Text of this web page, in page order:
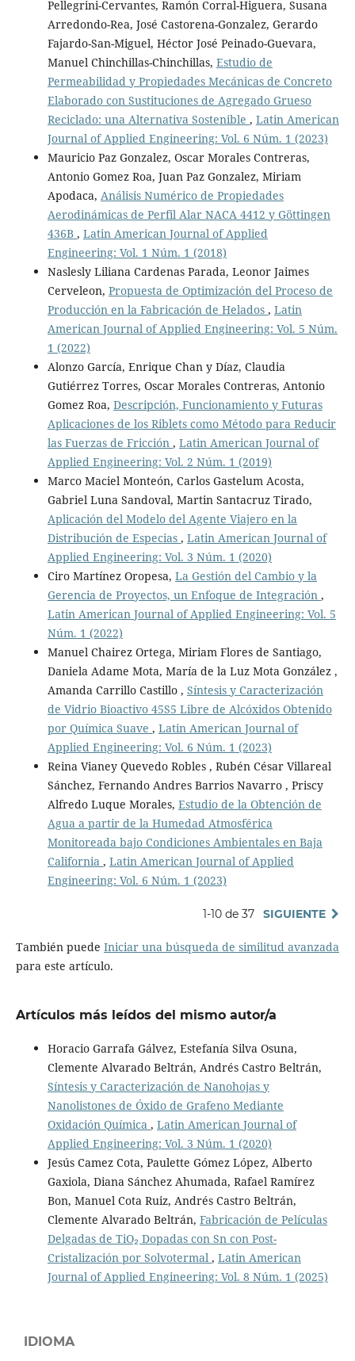
Pellegrini-Cervantes, Ramón Corral-Higuera, Susana
Arredondo-Rea, José Castorena-Gonzalez, Gerardo
Fajardo-San-Miguel, Héctor José Peinado-Guevara,
Manuel Chinchillas-Chinchillas, Estudio de
Permeabilidad y Propiedades Mecánicas de Concreto
Elaborado con Sustituciones de Agregado Grueso
Reciclado: una Alternativa Sostenible , Latin American
Journal of Applied Engineering: Vol. 6 Núm. 1 (2023)
Mauricio Paz Gonzalez, Oscar Morales Contreras,
Antonio Gomez Roa, Juan Paz Gonzalez, Miriam
Apodaca, Análisis Numérico de Propiedades
Aerodinámicas de Perfil Alar NACA 4412 y Göttingen
436B , Latin American Journal of Applied
Engineering: Vol. 1 Núm. 1 (2018)
Naslesly Liliana Cardenas Parada, Leonor Jaimes
Cerveleon, Propuesta de Optimización del Proceso de
Producción en la Fabricación de Helados , Latin
American Journal of Applied Engineering: Vol. 5 Núm.
1 (2022)
Alonzo García, Enrique Chan y Díaz, Claudia
Gutiérrez Torres, Oscar Morales Contreras, Antonio
Gomez Roa, Descripción, Funcionamiento y Futuras
Aplicaciones de los Riblets como Método para Reducir
las Fuerzas de Fricción , Latin American Journal of
Applied Engineering: Vol. 2 Núm. 1 (2019)
Marco Maciel Monteón, Carlos Gastelum Acosta,
Gabriel Luna Sandoval, Martin Santacruz Tirado,
Aplicación del Modelo del Agente Viajero en la
Distribución de Especias , Latin American Journal of
Applied Engineering: Vol. 3 Núm. 1 (2020)
Ciro Martínez Oropesa, La Gestión del Cambio y la
Gerencia de Proyectos, un Enfoque de Integración ,
Latin American Journal of Applied Engineering: Vol. 5
Núm. 1 (2022)
Manuel Chairez Ortega, Miriam Flores de Santiago,
Daniela Adame Mota, María de la Luz Mota González ,
Amanda Carrillo Castillo , Síntesis y Caracterización
de Vidrio Bioactivo 45S5 Libre de Alcóxidos Obtenido
por Química Suave , Latin American Journal of
Applied Engineering: Vol. 6 Núm. 1 (2023)
Reina Vianey Quevedo Robles , Rubén César Villareal
Sánchez, Fernando Andres Barrios Navarro , Priscy
Alfredo Luque Morales, Estudio de la Obtención de
Agua a partir de la Humedad Atmosférica
Monitoreada bajo Condiciones Ambientales en Baja
California , Latin American Journal of Applied
Engineering: Vol. 6 Núm. 1 (2023)
1-10 de 37 SIGUIENTE
También puede Iniciar una búsqueda de similitud avanzada
para este artículo.
Artículos más leídos del mismo autor/a
Horacio Garrafa Gálvez, Estefanía Silva Osuna,
Clemente Alvarado Beltrán, Andrés Castro Beltrán,
Síntesis y Caracterización de Nanohojas y
Nanolistones de Óxido de Grafeno Mediante
Oxidación Química , Latin American Journal of
Applied Engineering: Vol. 3 Núm. 1 (2020)
Jesús Camez Cota, Paulette Gómez López, Alberto
Gaxiola, Diana Sánchez Ahumada, Rafael Ramírez
Bon, Manuel Cota Ruiz, Andrés Castro Beltrán,
Clemente Alvarado Beltrán, Fabricación de Películas
Delgadas de TiO₂ Dopadas con Sn con Post-
Cristalización por Solvotermal , Latin American
Journal of Applied Engineering: Vol. 8 Núm. 1 (2025)
IDIOMA